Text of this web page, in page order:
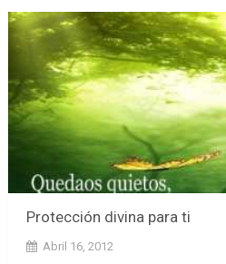
Protección divina para ti
Abril 16, 2012